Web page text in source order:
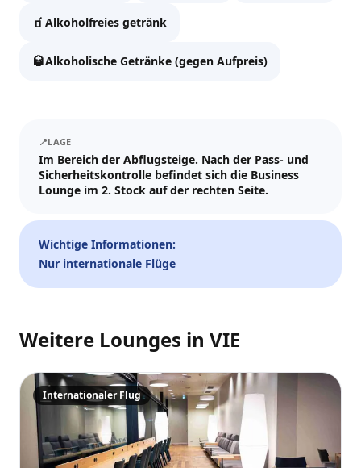
WhatsApp
Besuchsdatum
—
–
Bis zu 10 Gäste.
1×33EUR
33EUR Abbr. Crypto
Zahlen
🧃 Alkoholfreies getränk
🥃Alkoholische Getränke (gegen Aufpreis)
📍LAGE
Im Bereich der Abflugsteige. Nach der Pass- und
Sicherheitskontrolle befindet sich die Business
Lounge im 2. Stock auf der rechten Seite.
Wichtige Informationen:
Nur internationale Flüge
Weitere Lounges in VIE
Internationaler Flug